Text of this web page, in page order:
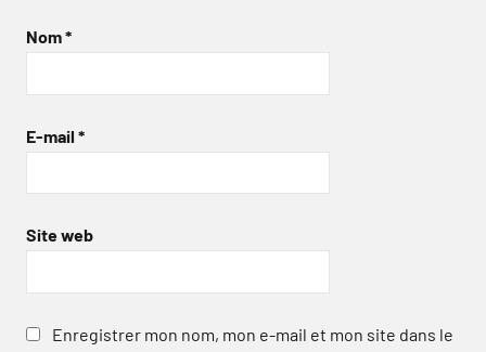
Nom*
E-mail *
Site web
Enregistrer mon nom, mon e-mail et mon site dans le